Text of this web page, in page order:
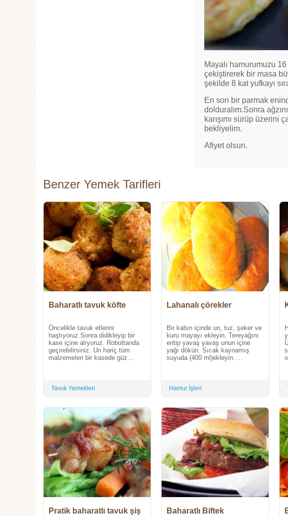
Mayalı hamurumuzu
çekiştirerek bir masa
şekilde 8 kat yufkayı
En son bir parmak
dolduralım.Sonra
karışımı sürüp üzerini
bekliyelim.
Afiyet olsun.
Benzer Yemek Tarifleri
Baharatlı tavuk köfte
Öncelikle tavuk etlerini
haşlıyoruz.Sonra didikleyip bir
kase içine alıyoruz. Robottanda
geçirebilirsiniz. Un hariç tüm
malzemeleri bir kasede güz...
Tavuk Yemekleri
Lahanalı çörekler
Bir kabın içinde un, tuz, şeker ve
kuru mayayı ekleyin. Tereyağını
eritip yavaş yavaş unun içine
yağı dökün. Sıcak kaynamış
suyuda (400 ml)ekleyin. ...
Hamur İşleri
Pratik baharatlı tavuk şiş Baharatlı Biftek